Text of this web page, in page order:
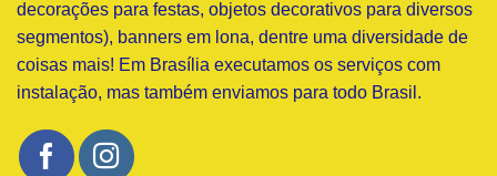
decorações para festas, objetos decorativos para diversos
segmentos), banners em lona, dentre uma diversidade de
coisas mais! Em Brasília executamos os serviços com
instalação, mas também enviamos para todo Brasil.